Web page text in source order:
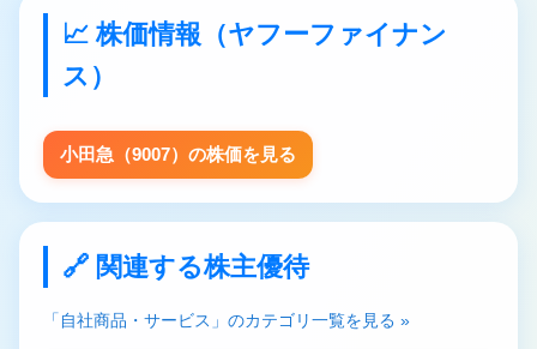
📈 株価情報（ヤフーファイナン
ス）
小田急（9007）の株価を見る
🔗 関連する株主優待
「自社商品・サービス」のカテゴリ一覧を見る »